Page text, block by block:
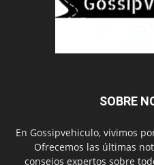
SOBRE
En Gossipvehiculo, vivimos
Ofrecemos las últimas
consejos expertos sobre